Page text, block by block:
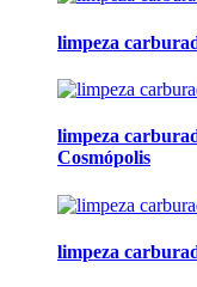
limpeza
limpeza
Cosmópolis
limpeza